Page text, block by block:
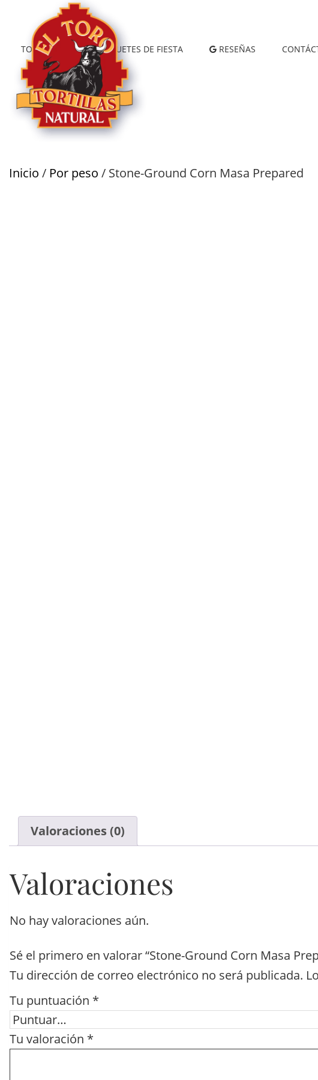
TORTILLAS PAQUETES DE FIESTA RESEÑAS
Inicio / Por peso / Stone-Ground Corn Masa Prepared
Valoraciones (0)
Valoraciones
No hay valoraciones aún.
Sé el primero en valorar “Stone-Ground Corn Masa
Tu dirección de correo electrónico no será publicada.
Tu puntuación *
Tu valoración *